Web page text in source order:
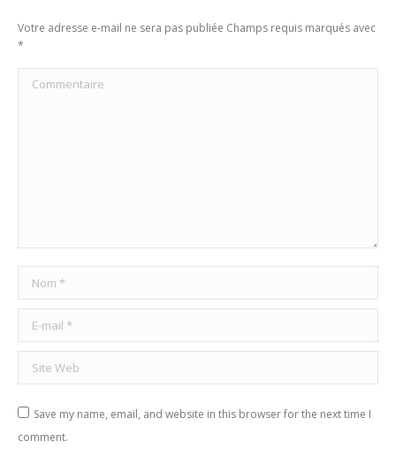
Votre adresse e-mail ne sera pas publiée Champs requis marqués avec
*
Commentaire
Nom *
E-mail *
Site Web
Save my name, email, and website in this browser for the next time I
comment.